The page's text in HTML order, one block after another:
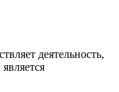
деятельность,